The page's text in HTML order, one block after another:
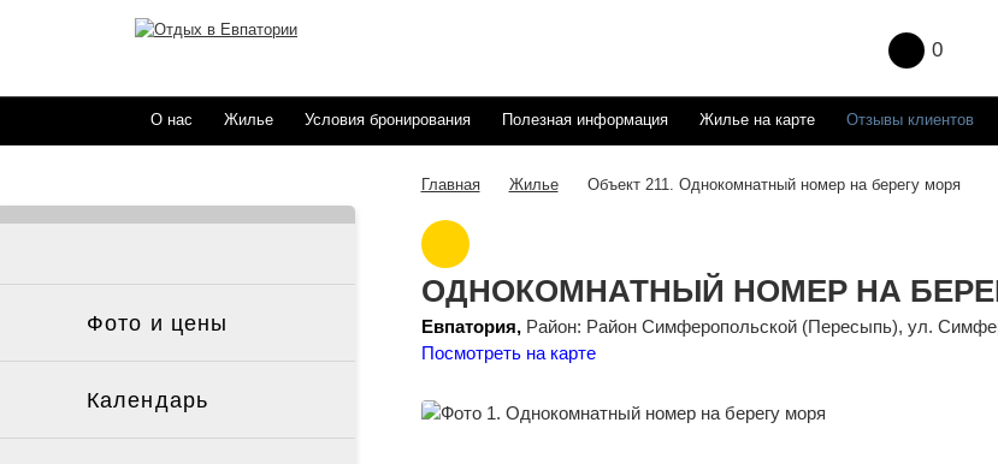
0
О нас Жилье Условия бронирования Полезная информация Жилье на карте Отзывы клиентов
Фото и цены
Календарь
Главная Жилье Объект 211. Однокомнатный номер на берегу моря
ОДНОКОМНАТНЫЙ НОМЕР НА
Евпатория,Район: Район Симферопольской (Пересыпь), ул.
Посмотреть на карте